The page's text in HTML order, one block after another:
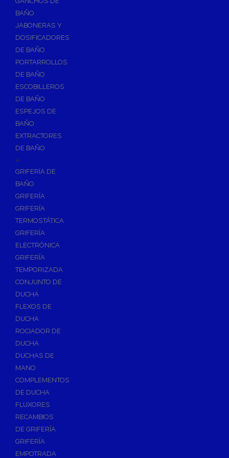
Accesorios y Grupos Contra Incendios
Calderas y estufas de biomasa
Sistemas de Energía Solar Térmica
Estructuras de soporte
Sistemas de Aerotermia
Sistemas de Energía Solar Fotovoltaica
Paneles
Inversores
Baterías
Estructuras
Fontanería
Aislamientos para Tuberías
Accesorios para Instalación de Gas
Válvulas para Gas
Accesorios y Repuestos de Gas
Baterias y Contadores
Bombas
Bombas Sumergibles
Bombas de Drenaje y Residual
Bombas de Superficies Horizontal y Vertical
Desagües
Válvulas de Desagüe
Válvulas para Platos de Ducha y Bañeras
Sifones
Sumideros y Botes Sifónicos
Accesorios para Desagüe
Flotadores y Boyas
BAÑO
JABONERAS Y
DOSIFICADORES
DE BAÑO
PORTARROLLOS
DE BAÑO
ESCOBILLEROS
DE BAÑO
ESPEJOS DE
BAÑO
EXTRACTORES
DE BAÑO
+
GRIFERÍA DE
BAÑO
GRIFERÍA
GRIFERÍA
TERMOSTÁTICA
GRIFERÍA
ELECTRÓNICA
GRIFERÍA
TEMPORIZADA
CONJUNTO DE
DUCHA
FLEXOS DE
DUCHA
ROCIADOR DE
DUCHA
DUCHAS DE
MANO
COMPLEMENTOS
DE DUCHA
FLUXORES
RECAMBIOS
DE GRIFERÍA
GRIFERÍA
EMPOTRADA